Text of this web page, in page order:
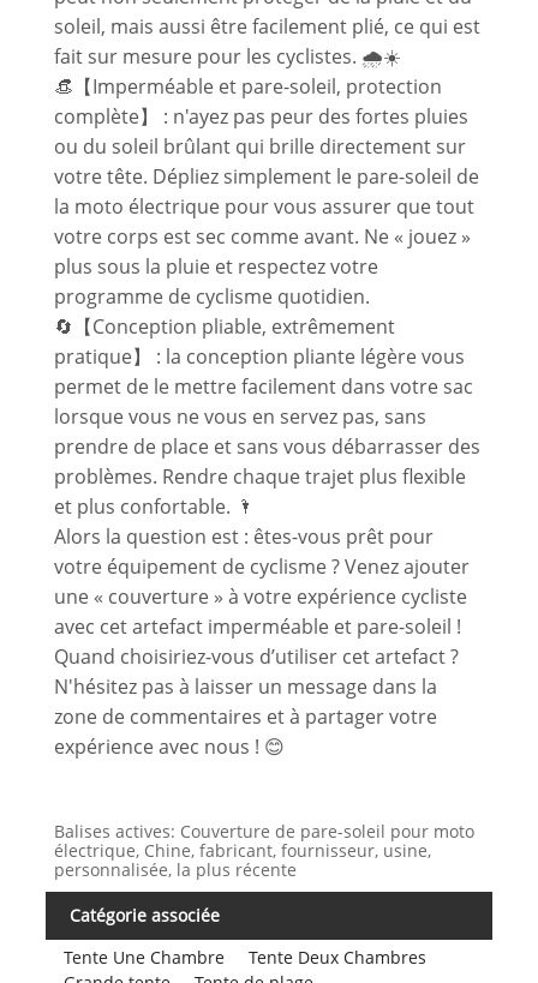
soleil, mais aussi être facilement plié, ce qui est
fait sur mesure pour les cyclistes. 🌧️☀️
👒【Imperméable et pare-soleil, protection
complète】 : n'ayez pas peur des fortes pluies
ou du soleil brûlant qui brille directement sur
votre tête. Dépliez simplement le pare-soleil de
la moto électrique pour vous assurer que tout
votre corps est sec comme avant. Ne « jouez »
plus sous la pluie et respectez votre
programme de cyclisme quotidien.
🔄【Conception pliable, extrêmement
pratique】 : la conception pliante légère vous
permet de le mettre facilement dans votre sac
lorsque vous ne vous en servez pas, sans
prendre de place et sans vous débarrasser des
problèmes. Rendre chaque trajet plus flexible
et plus confortable. 🌂
Alors la question est : êtes-vous prêt pour
votre équipement de cyclisme ? Venez ajouter
une « couverture » à votre expérience cycliste
avec cet artefact imperméable et pare-soleil !
Quand choisiriez-vous d’utiliser cet artefact ?
N'hésitez pas à laisser un message dans la
zone de commentaires et à partager votre
expérience avec nous ! 😊
Balises actives: Couverture de pare-soleil pour moto
électrique, Chine, fabricant, fournisseur, usine,
personnalisée, la plus récente
Catégorie associée
Tente Une Chambre
Tente Deux Chambres